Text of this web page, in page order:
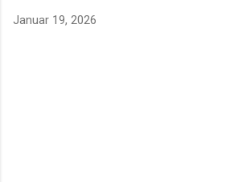
Januar 19, 2026